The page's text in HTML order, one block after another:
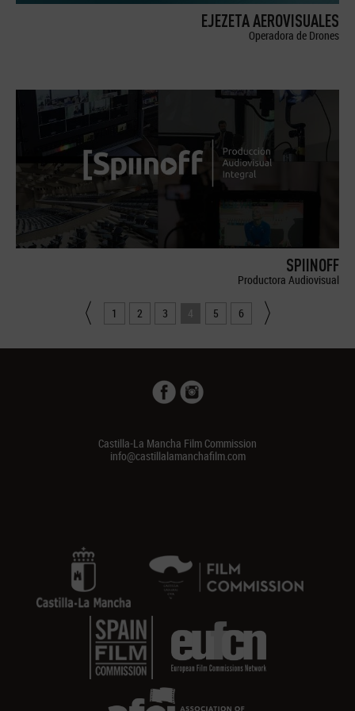
EJEZETA AEROVISUALES
Operadora de Drones
SPIINOFF
Productora Audiovisual
1 2 3 4 5 6
Castilla-La Mancha Film Commission
info@castillalamanchafilm.com